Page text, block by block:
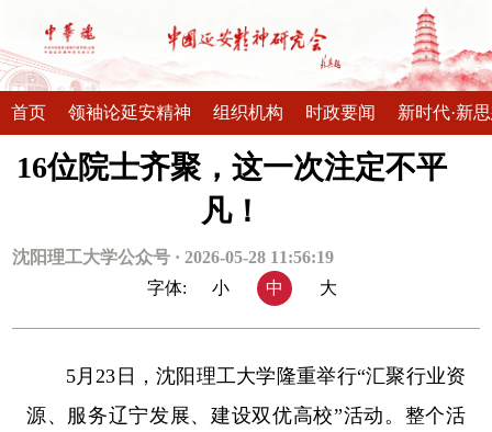
首页 领袖论延安精神 组织机构 时政要闻 新时代·新
16位院士齐聚，这一次注定不平
凡！
沈阳理工大学公众号 · 2026-05-28 11:56:19
字体:
小 中 大
5月23日，沈阳理工大学隆重举行“汇聚行业资
源、服务辽宁发展、建设双优高校”活动。整个活